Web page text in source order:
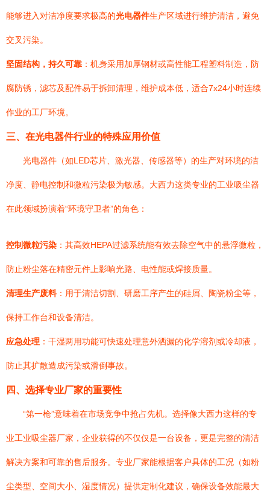
能够进入对洁净度要求极高的光电器件生产区域进行维护清洁，避免
交叉污染。
坚固结构，持久可靠 ：机身采用加厚钢材或高性能工程塑料制造，防
腐防锈，滤芯及配件易于拆卸清理，维护成本低，适合7x24小时连续
作业的工厂环境。
三、在光电器件行业的特殊应用价值
光电器件（如LED芯片、激光器、传感器等）的生产对环境的洁
净度、静电控制和微粒污染极为敏感。大西力这类专业的工业吸尘器
在此领域扮演着“环境守卫者”的角色：
控制微粒污染 ：其高效HEPA过滤系统能有效去除空气中的悬浮微粒，
防止粉尘落在精密元件上影响光路、电性能或焊接质量。
清理生产废料：用于清洁切割、研磨工序产生的硅屑、陶瓷粉尘等，
保持工作台和设备清洁。
应急处理 ：干湿两用功能可快速处理意外洒漏的化学溶剂或冷却液，
防止其扩散造成污染或滑倒事故。
四、选择专业厂家的重要性
“第一枪”意味着在市场竞争中抢占先机。选择像大西力这样的专
业工业吸尘器厂家，企业获得的不仅仅是一台设备，更是完整的清洁
解决方案和可靠的售后服务。专业厂家能根据客户具体的工况（如粉
尘类型、空间大小、湿度情况）提供定制化建议，确保设备效能最大